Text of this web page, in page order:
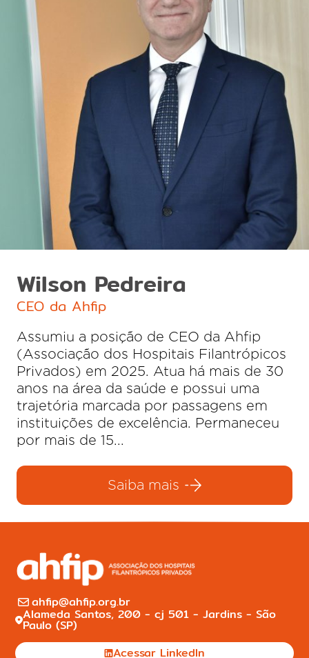
Wilson Pedreira
CEO da Ahfip
Assumiu a posição de CEO da Ahfip
(Associação dos Hospitais Filantrópicos
Privados) em 2025. Atua há mais de 30
anos na área da saúde e possui uma
trajetória marcada por passagens em
instituições de excelência. Permaneceu
por mais de 15...
Saiba mais
ahfip@ahfip.org.br
Alameda Santos, 200 - cj 501 - Jardins - São
Paulo (SP)
Acessar LinkedIn